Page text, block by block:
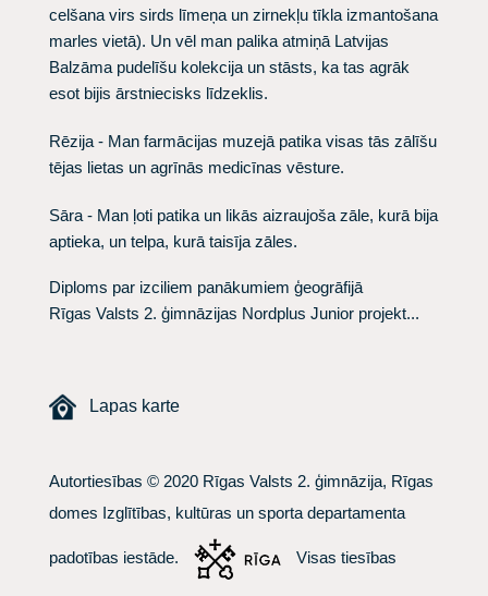
celšana virs sirds līmeņa un zirnekļu tīkla izmantošana
marles vietā). Un vēl man palika atmiņā Latvijas
Balzāma pudelīšu kolekcija un stāsts, ka tas agrāk
esot bijis ārstniecisks līdzeklis.
Rēzija - Man farmācijas muzejā patika visas tās zālīšu
tējas lietas un agrīnās medicīnas vēsture.
Sāra - Man ļoti patika un likās aizraujoša zāle, kurā bija
aptieka, un telpa, kurā taisīja zāles.
Diploms par izciliem panākumiem ģeogrāfijā
Rīgas Valsts 2. ģimnāzijas Nordplus Junior projekt...
Lapas karte
Autortiesības © 2020 Rīgas Valsts 2. ģimnāzija, Rīgas
domes Izglītības, kultūras un sporta departamenta
padotības iestāde. Visas tiesības